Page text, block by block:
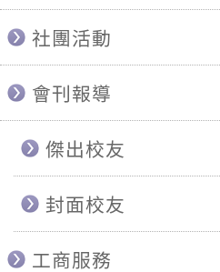
社團活動
會刊報導
傑出校友
封面校友
工商服務